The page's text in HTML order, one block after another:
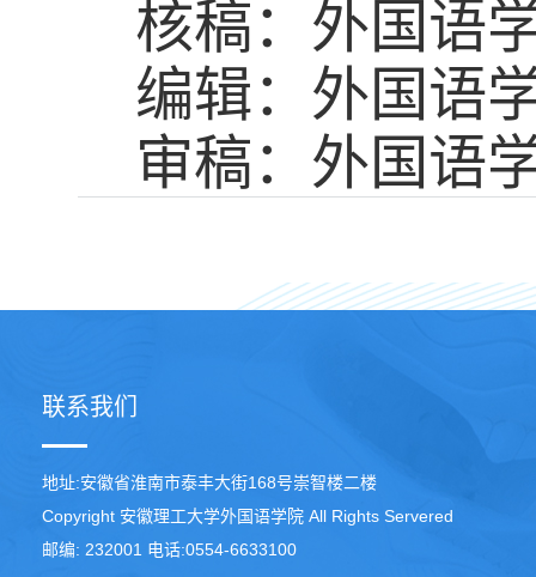
核稿：外国语
编辑：外国语
审稿：外国语
联系我们
地址:安徽省淮南市泰丰大街168号崇智楼二楼
Copyright 安徽理工大学外国语学院 All Rights Servered
邮编: 232001 电话:0554-6633100